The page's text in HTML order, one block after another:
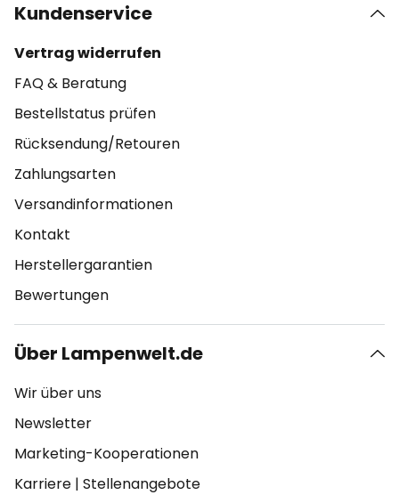
Kundenservice
Vertrag widerrufen
FAQ & Beratung
Bestellstatus prüfen
Rücksendung/Retouren
Zahlungsarten
Versandinformationen
Kontakt
Herstellergarantien
Bewertungen
Über Lampenwelt.de
Wir über uns
Newsletter
Marketing-Kooperationen
Karriere | Stellenangebote